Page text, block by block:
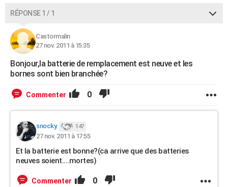
FORUM
Bricolage
Lifestyle
Culture
Sport
Auto
Television
Voyage
Cinema
RÉPONSE 1 / 1
Castormalin
27 nov. 2011 à 15:35
Bonjour,la batterie de remplacement est neuve et les
bornes sont bien branchée?
Commenter 0
snocky. 147
27 nov. 2011 à 17:55
Et la batterie est bonne?(ca arrive que des batteries
neuves soient....mortes)
Commenter 0